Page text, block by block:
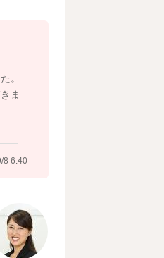
さ
。
ま
8 6:40